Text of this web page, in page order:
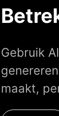
Gebruik
maakt,